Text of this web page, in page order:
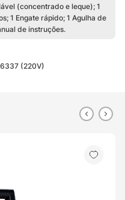
(concentrado e leque); 1
1 Engate rápido; 1 Agulha de
de instruções.
(220V)